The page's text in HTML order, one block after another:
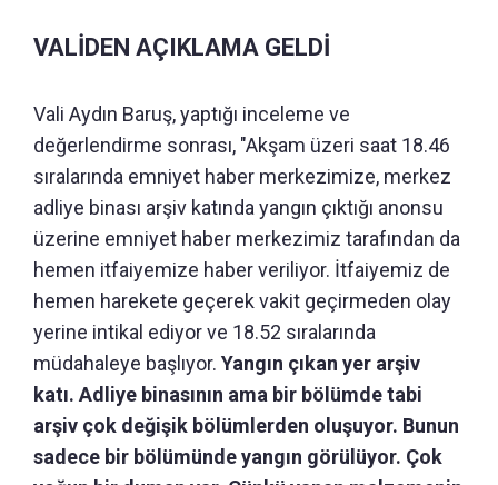
VALİDEN AÇIKLAMA GELDİ
Vali Aydın Baruş, yaptığı inceleme ve
değerlendirme sonrası, "Akşam üzeri saat 18.46
sıralarında emniyet haber merkezimize, merkez
adliye binası arşiv katında yangın çıktığı anonsu
üzerine emniyet haber merkezimiz tarafından da
hemen itfaiyemize haber veriliyor. İtfaiyemiz de
hemen harekete geçerek vakit geçirmeden olay
yerine intikal ediyor ve 18.52 sıralarında
müdahaleye başlıyor. Yangın çıkan yer arşiv
katı. Adliye binasının ama bir bölümde tabi
arşiv çok değişik bölümlerden oluşuyor. Bunun
sadece bir bölümünde yangın görülüyor. Çok